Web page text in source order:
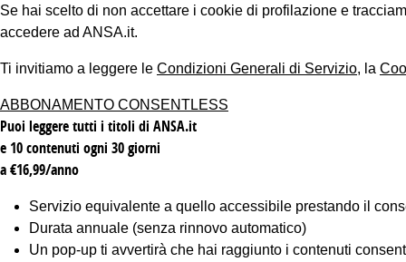
Se hai scelto di non accettare i cookie di profilazione e
accedere ad ANSA.it.
Ti invitiamo a leggere le Condizioni Generali di Servizio, la
ABBONAMENTO CONSENTLESS
Puoi leggere tutti i titoli di ANSA.it
e 10 contenuti ogni 30 giorni
a €16,99/anno
Servizio equivalente a quello accessibile prestando il
Durata annuale (senza rinnovo automatico)
Un pop-up ti avvertirà che hai raggiunto i contenuti